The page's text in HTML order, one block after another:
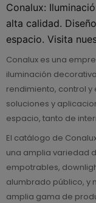
Conalux:
alta calidad.
espacio. Visita
Conalux es una
iluminación
rendimiento, control
soluciones y
espacio, tanto de
El catálogo de
una amplia variedad
empotrables,
alumbrado público, y
amplia gama de